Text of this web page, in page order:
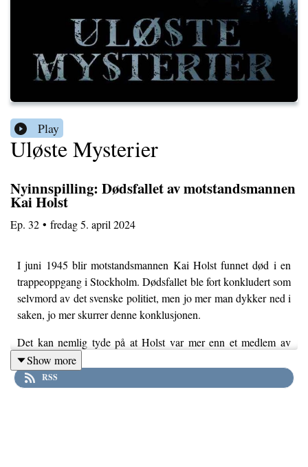
Play
Uløste Mysterier
Nyinnspilling: Dødsfallet av motstandsmannen
Kai Holst
Ep. 32 • fredag 5. april 2024
I juni 1945 blir motstandsmannen Kai Holst funnet død i en
trappeoppgang i Stockholm. Dødsfallet ble fort konkludert som
selvmord av det svenske politiet, men jo mer man dykker ned i
saken, jo mer skurrer denne konklusjonen.
Det kan nemlig tyde på at Holst var mer enn et medlem av
Milorg og at hans arbeid i en, for mange, ukjent skyggeverden
kan ha spilt en stor rolle i hvorfor han døde. Fant Holst ut av
noe som kunne snu de skjøre alliansene på hodet eller var det
Show more
RSS